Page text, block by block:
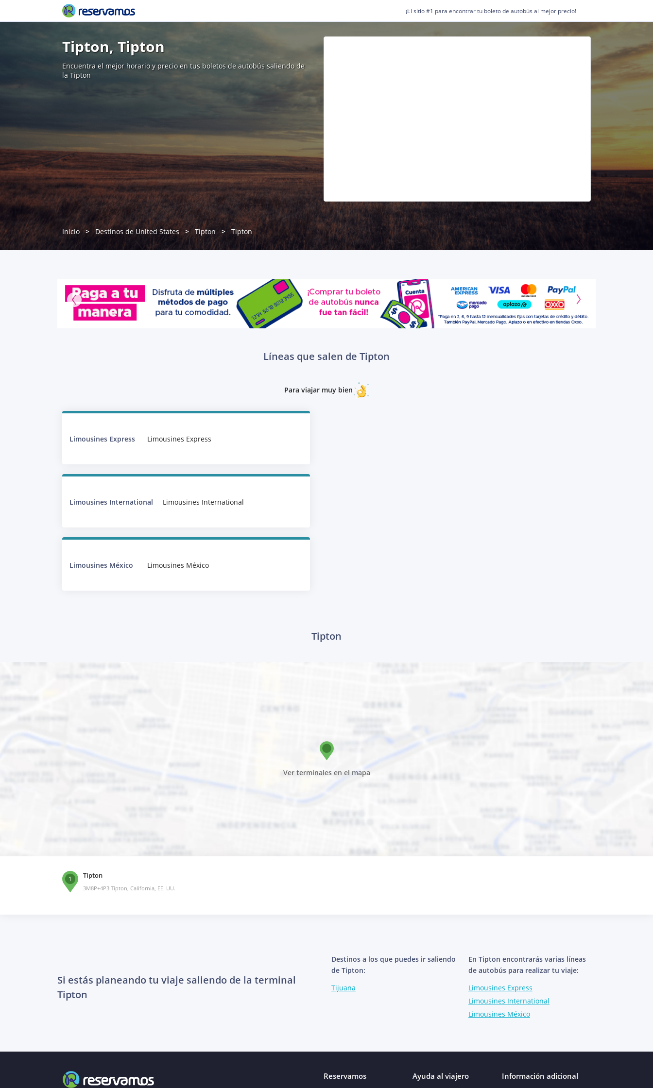
¡El sitio #1 para encontrar tu boleto de autobús al mejor precio!
Tipton, Tipton
Encuentra el mejor horario y precio en tus boletos de autobús saliendo de
la Tipton
Inicio Destinos de United States Tipton Tipton
Líneas que salen de Tipton
Para viajar muy bien
Limousines Express Limousines Express
Limousines International Limousines International
Limousines México Limousines México
Tipton
Ver terminales en el mapa
1 Tipton
3M8P+4P3 Tipton, California, EE. UU.
Si estás planeando tu viaje saliendo de la terminal
Tipton
Destinos a los que puedes ir saliendo
de Tipton:
Tijuana
En Tipton encontrarás varias líneas
de autobús para realizar tu viaje:
Limousines Express
Limousines International
Limousines México
Reservamos Ayuda al viajero Información adicional